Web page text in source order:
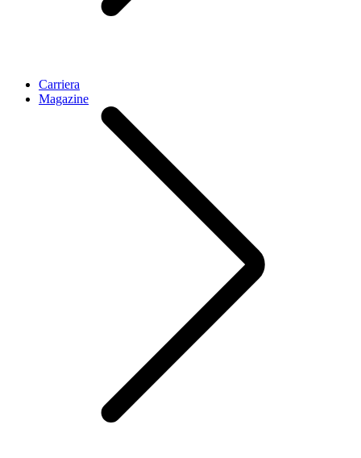
Carriera
Magazine